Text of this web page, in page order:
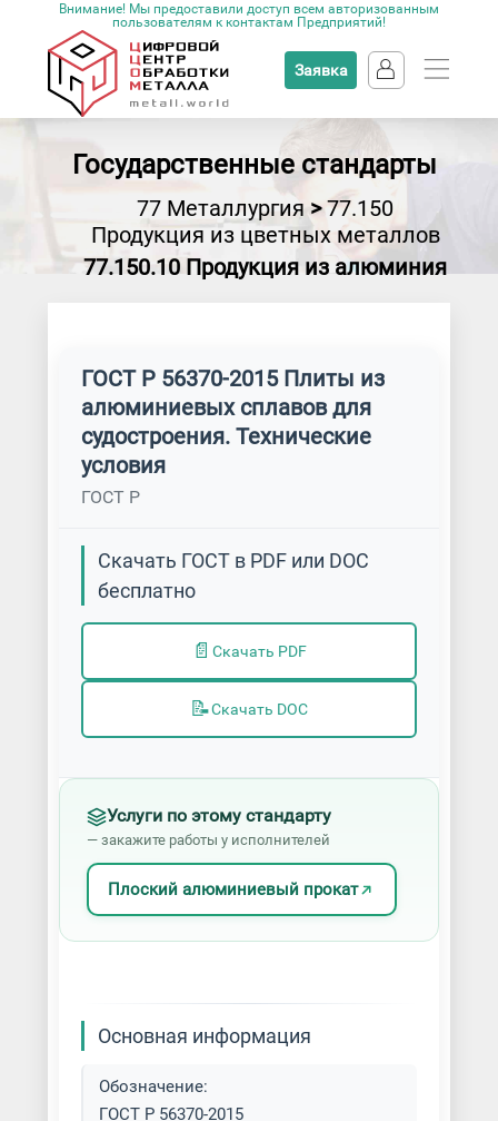
Внимание! Мы предоставили доступ всем авторизованным
пользователям к контактам Предприятий!
Заявка
Государственные стандарты
77 Металлургия >77.150
Продукция из цветных металлов
77.150.10 Продукция из алюминия
ГОСТ Р 56370-2015 Плиты из
алюминиевых сплавов для
судостроения. Технические
условия
ГОСТ Р
Скачать ГОСТ в PDF или DOC
бесплатно
📄 Скачать PDF
📝Скачать DOC
Услуги по этому стандарту
— закажите работы у исполнителей
Плоский алюминиевый прокат
Основная информация
Обозначение:
ГОСТ Р 56370-2015